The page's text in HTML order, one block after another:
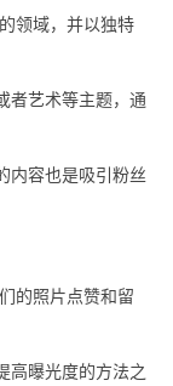
领域，并以独特
艺术等主题，通
容也是吸引粉丝
的照片点赞和留
曝光度的方法之